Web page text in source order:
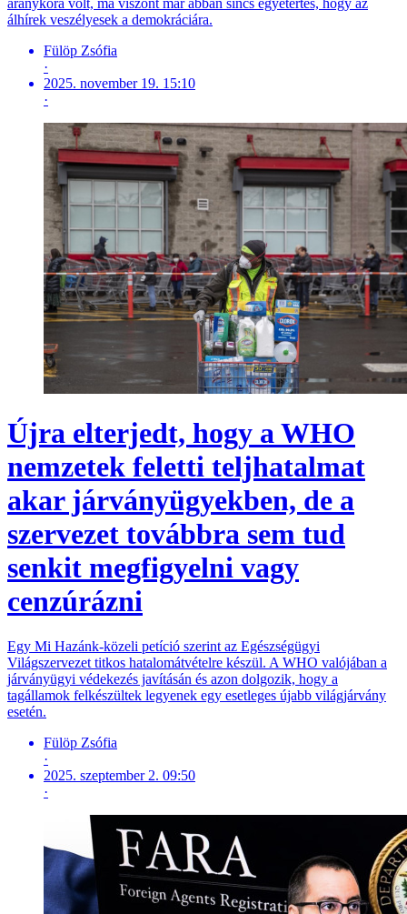
álhírek veszélyesek a demokráciára.
Fülöp Zsófia
·
2025. november 19. 15:10
·
Újra elterjedt, hogy a WHO
nemzetek feletti teljhatalmat
akar járványügyekben, de a
szervezet továbbra sem tud
senkit megfigyelni vagy
cenzúrázni
Egy Mi Hazánk-közeli petíció szerint az Egészségügyi
Világszervezet titkos hatalomátvételre készül. A WHO valójában a
járványügyi védekezés javításán és azon dolgozik, hogy a
tagállamok felkészültek legyenek egy esetleges újabb világjárvány
esetén.
Fülöp Zsófia
·
2025. szeptember 2. 09:50
·